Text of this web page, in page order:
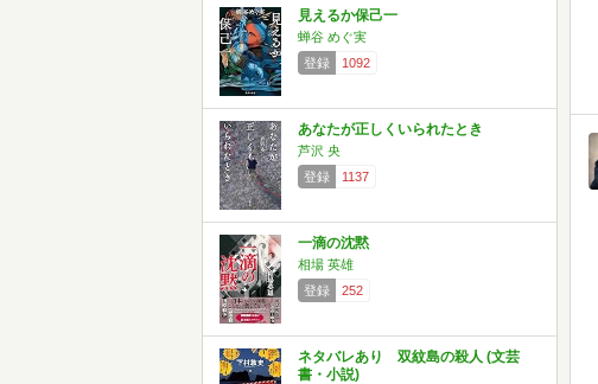
見えるか保己一
蝉谷 めぐ実
登録
1092
あなたが正しくいられたとき
芦沢 央
登録
1137
一滴の沈黙
相場 英雄
登録
252
ネタバレあり 双紋島の殺人 (文芸
書・小説)